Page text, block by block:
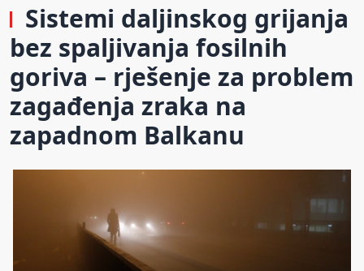
Sistemi daljinskog grijanja
bez spaljivanja fosilnih
goriva – rješenje za problem
zagađenja zraka na
zapadnom Balkanu